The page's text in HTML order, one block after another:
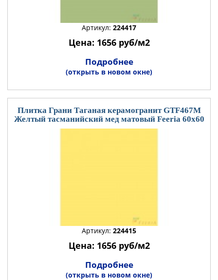
Артикул: 224417
Цена: 1656 руб/м2
Подробнее
(открыть в новом окне)
Плитка Грани Таганая керамогранит GTF467М
Желтый тасманийский мед матовый Feeria 60x60
Артикул: 224415
Цена: 1656 руб/м2
Подробнее
(открыть в новом окне)